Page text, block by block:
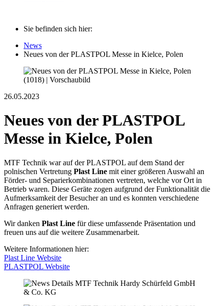
Sie befinden sich hier:
News
Neues von der PLASTPOL Messe in Kielce, Polen
26.05.2023
Neues von der PLASTPOL
Messe in Kielce, Polen
MTF Technik war auf der PLASTPOL auf dem Stand der
polnischen Vertretung Plast Line mit einer größeren Auswahl an
Förder- und Separierkombinationen vertreten, welche vor Ort in
Betrieb waren. Diese Geräte zogen aufgrund der Funktionalität die
Aufmerksamkeit der Besucher an und es konnten verschiedene
Anfragen generiert werden.
Wir danken Plast Line für diese umfassende Präsentation und
freuen uns auf die weitere Zusammenarbeit.
Weitere Informationen hier:
Plast Line Website
PLASTPOL Website